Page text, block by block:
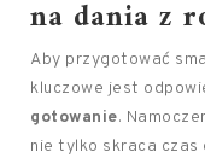
na dania z
Aby przygotować
kluczowe jest
gotowanie.
nie tylko skraca czas